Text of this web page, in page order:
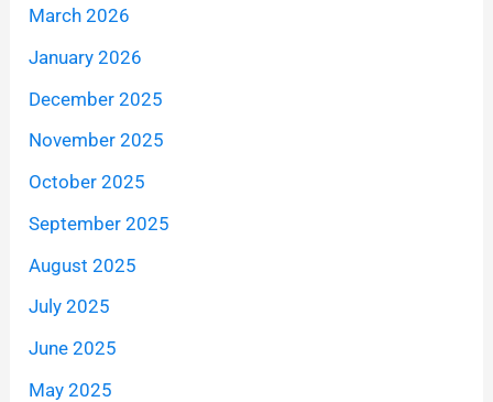
March 2026
January 2026
December 2025
November 2025
October 2025
September 2025
August 2025
July 2025
June 2025
May 2025